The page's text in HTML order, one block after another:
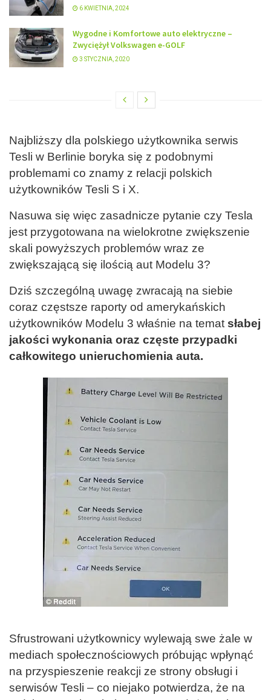
6 KWIETNIA, 2024
Wygodne i Komfortowe auto elektryczne –
Zwyciężył Volkswagen e-GOLF
3 STYCZNIA, 2020
Najbliższy dla polskiego użytkownika serwis
Tesli w Berlinie boryka się z podobnymi
problemami co znamy z relacji polskich
użytkowników Tesli S i X.
Nasuwa się więc zasadnicze pytanie czy Tesla
jest przygotowana na wielokrotne zwiększenie
skali powyższych problemów wraz ze
zwiększającą się ilością aut Modelu 3?
Dziś szczególną uwagę zwracają na siebie
coraz częstsze raporty od amerykańskich
użytkowników Modelu 3 właśnie na temat słabej
jakości wykonania oraz częste przypadki
całkowitego unieruchomienia auta.
Sfrustrowani użytkownicy wylewają swe żale w
mediach społecznościowych próbując wpłynąć
na przyspieszenie reakcji ze strony obsługi i
serwisów Tesli – co niejako potwierdza, że na